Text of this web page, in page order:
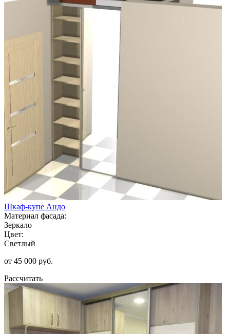
Шкаф-купе Андо
Материал фасада:
Зеркало
Цвет:
Светлый
от 45 000 руб.
Рассчитать